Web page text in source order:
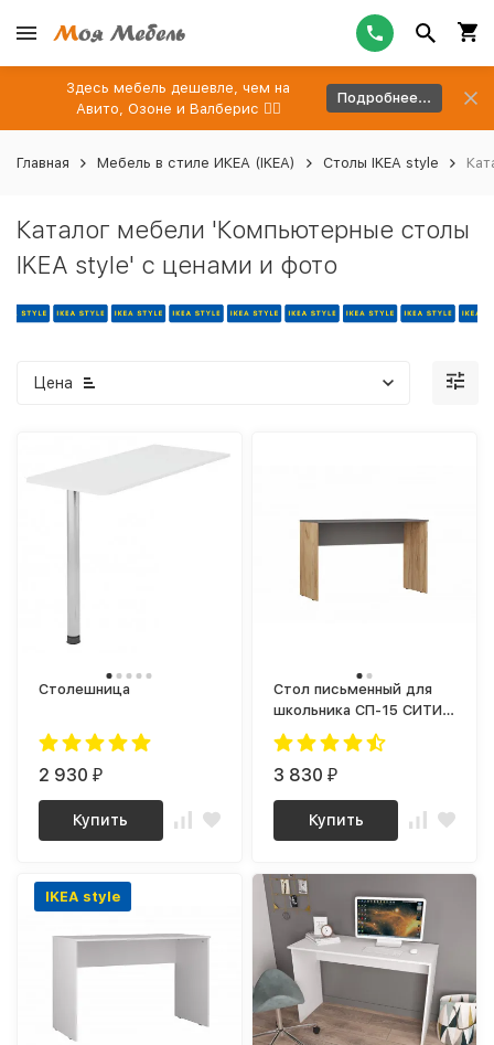
Здесь мебель дешевле, чем на
Авито, Озоне и Валберис 👉🏻
Подробнее...
Главная Мебель в стиле ИКЕА (IKEA) Столы IKEA style
Каталог мебели 'Компьютерные столы
IKEA style' с ценами и фото
Цена
Столешница
2 930₽
Купить
Стол письменный для
школьника СП-15 СИТИ
ЛДСП Графит / дуб
Крафт золотой
3 830₽
Купить
IKEA style